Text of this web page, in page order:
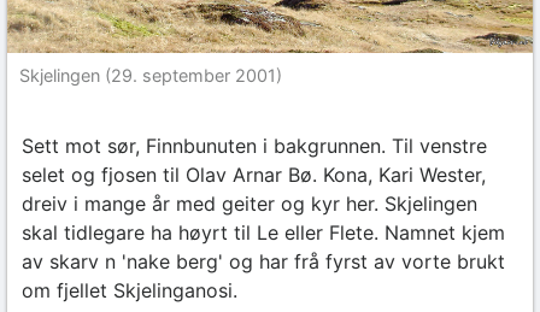
Skjelingen (29. september 2001)
Sett mot sør, Finnbunuten i bakgrunnen. Til venstre
selet og fjosen til Olav Arnar Bø. Kona, Kari Wester,
dreiv i mange år med geiter og kyr her. Skjelingen
skal tidlegare ha høyrt til Le eller Flete. Namnet kjem
av skarv n 'nake berg' og har frå fyrst av vorte brukt
om fjellet Skjelinganosi.